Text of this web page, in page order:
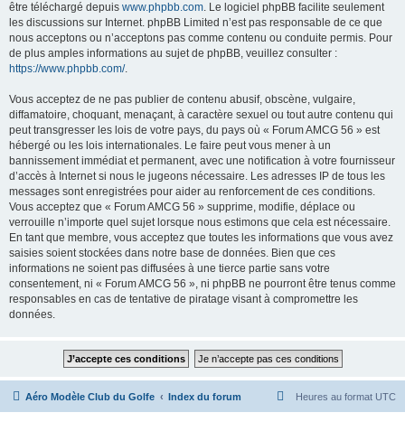
être téléchargé depuis www.phpbb.com. Le logiciel phpBB facilite seulement
les discussions sur Internet. phpBB Limited n’est pas responsable de ce que
nous acceptons ou n’acceptons pas comme contenu ou conduite permis. Pour
de plus amples informations au sujet de phpBB, veuillez consulter :
https://www.phpbb.com/.
Vous acceptez de ne pas publier de contenu abusif, obscène, vulgaire,
diffamatoire, choquant, menaçant, à caractère sexuel ou tout autre contenu qui
peut transgresser les lois de votre pays, du pays où « Forum AMCG 56 » est
hébergé ou les lois internationales. Le faire peut vous mener à un
bannissement immédiat et permanent, avec une notification à votre fournisseur
d’accès à Internet si nous le jugeons nécessaire. Les adresses IP de tous les
messages sont enregistrées pour aider au renforcement de ces conditions.
Vous acceptez que « Forum AMCG 56 » supprime, modifie, déplace ou
verrouille n’importe quel sujet lorsque nous estimons que cela est nécessaire.
En tant que membre, vous acceptez que toutes les informations que vous avez
saisies soient stockées dans notre base de données. Bien que ces
informations ne soient pas diffusées à une tierce partie sans votre
consentement, ni « Forum AMCG 56 », ni phpBB ne pourront être tenus comme
responsables en cas de tentative de piratage visant à compromettre les
données.
Aéro Modèle Club du Golfe Index du forum Heures au format UTC